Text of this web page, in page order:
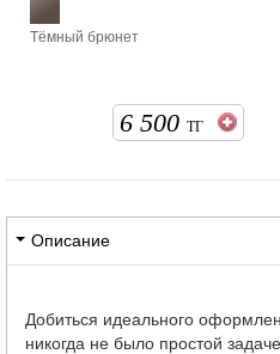
Тёмный брюнет
6 500 ТГ
Описание
Добиться идеального
никогда не было простой